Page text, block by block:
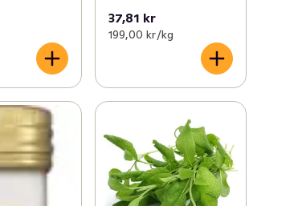
37,81 kr
199,00 kr /kg